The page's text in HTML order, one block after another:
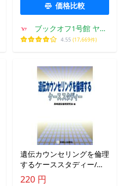
価格比較
ブックオフ1号館 ヤフ
ーショッピング店
4.55 (17,669件)
遺伝カウンセリングを倫理
するケーススタディー/長
崎遺伝倫理研究会(著者)
220 円